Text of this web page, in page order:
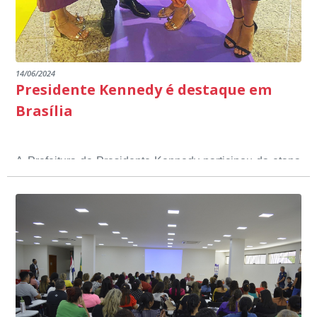
14/06/2024
Presidente Kennedy é destaque em
Brasília
A Prefeitura de Presidente Kennedy participou da etapa
nacional do 12º Prêmio Sebrae Prefeitura
Empreendedora, que visou valorizar e destacar o papel
dos gestores públicos comprometidos com o
desenvolvimento socioeconômico dos municípios, a
partir de iniciativas que estimulam o empreendedorismo,
a competitividade dos pequenos negócios e a
modernização da gestão pública local. O evento
aconteceu nesta terça-feira (11) em Brasília.